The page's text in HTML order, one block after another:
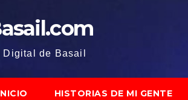
Digital de Basail
HISTORIAS DE MI GENTE